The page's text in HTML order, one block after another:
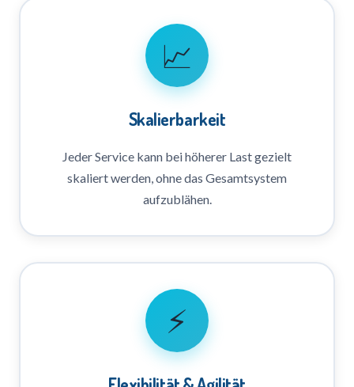
📈
Skalierbarkeit
Jeder Service kann bei höherer Last gezielt
skaliert werden, ohne das Gesamtsystem
aufzublähen.
⚡